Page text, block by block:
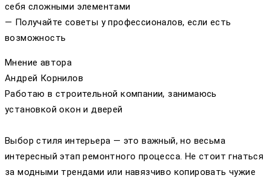
себя сложными элементами
— Получайте советы у профессионалов, если есть
возможность
Мнение автора
Андрей Корнилов
Работаю в строительной компании, занимаюсь
установкой окон и дверей
Выбор стиля интерьера — это важный, но весьма
интересный этап ремонтного процесса. Не стоит гнаться
за модными трендами или навязчиво копировать чужие